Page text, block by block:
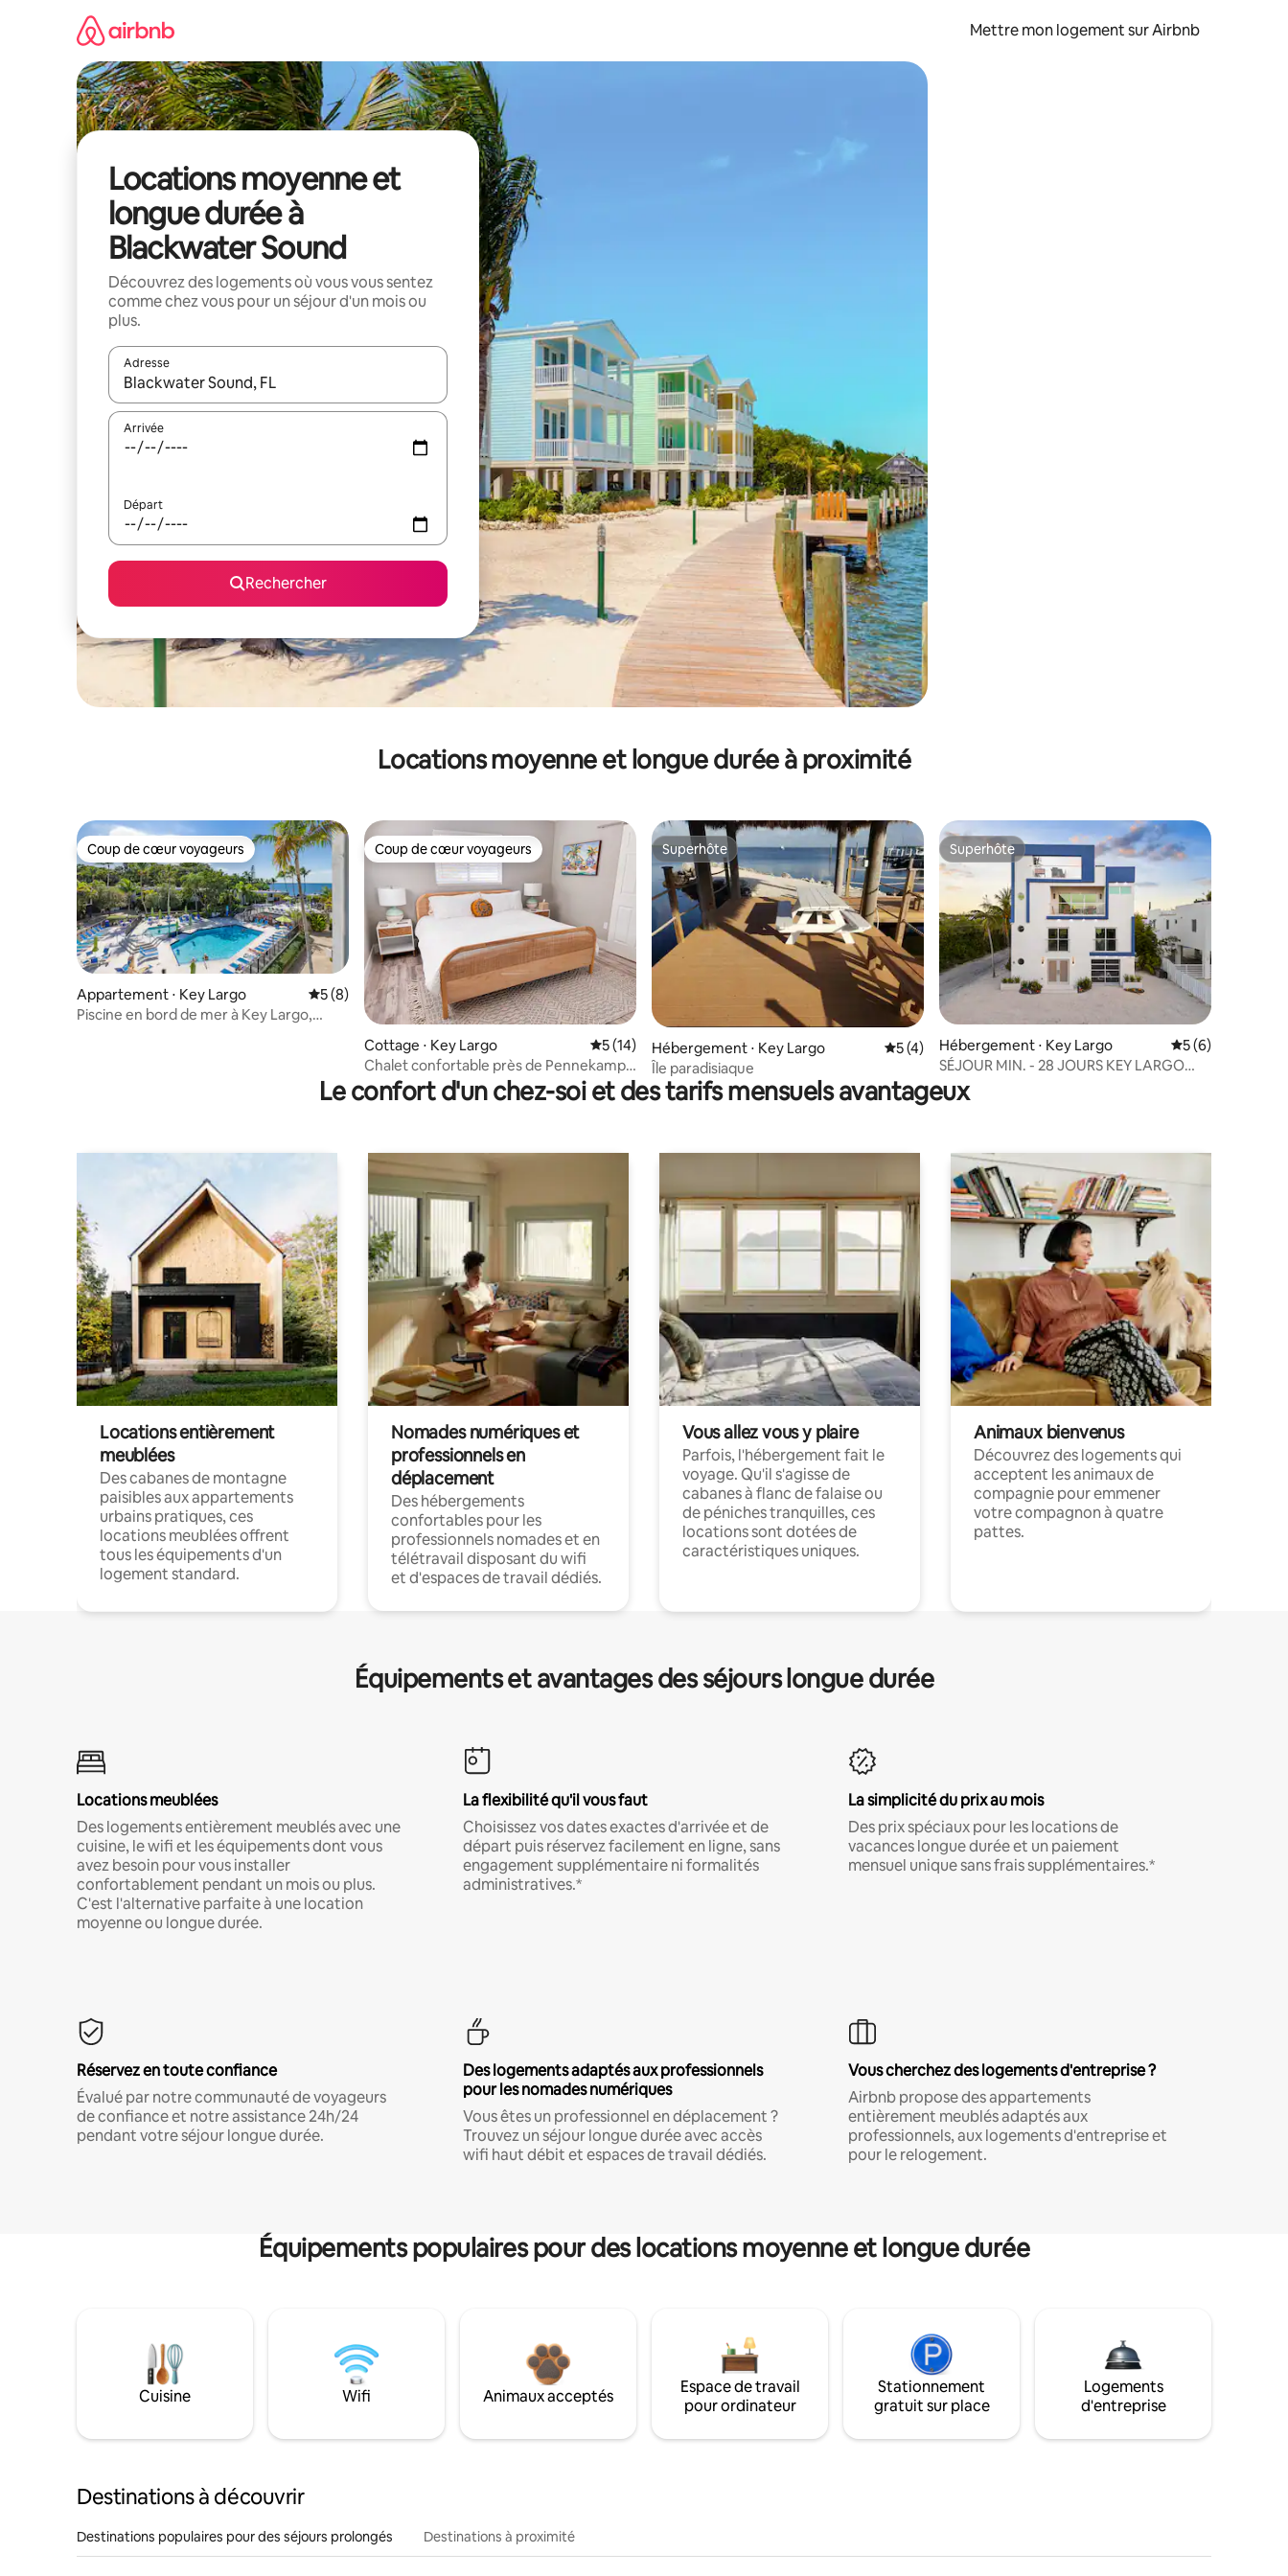
Mettre mon logement sur Airbnb
Locations moyenne et
longue durée à
Blackwater Sound
Découvrez des logements où vous vous sentez
comme chez vous pour un séjour d'un mois ou
plus.
Adresse
Lorsque les résultats s'affichent, utilisez les flèches vers le haut et vers le bas pour les parcourir ou en appuyant et en faisant glisser.
Arrivée
Départ
Rechercher
Locations moyenne et longue durée à proximité
Coup de cœur voyageurs
Coup de cœur voyageurs
Appartement ⋅ Key Largo Évaluation moyenne sur la base de 8 commentaires : 5 sur 5
5 (8)
Piscine en bord de mer à Key Largo,
Coup de cœur voyageurs
Coup de cœur voyageurs
Cottage ⋅ Key Largo Évaluation moyenne sur la base de 14 commentaires : 5 sur 5
5 (14)
Chalet confortable près de Pennekamp :
une escapade estivale sympa
Superhôte
Superhôte
Hébergement ⋅ Key Largo Évaluation moyenne sur la base de 4 commentaires : 5 sur 5
5 (4)
Île paradisiaque
Superhôte
Superhôte
Hébergement ⋅ Key Largo Évaluation
5 (6)
SÉJOUR MIN. - 28 JOURS KEY LARGO
MAISON DE RETRAITE RELAXANTE
Le confort d'un chez-soi et des tarifs mensuels avantageux
Locations entièrement
meublées
Des cabanes de montagne
paisibles aux appartements
urbains pratiques, ces
locations meublées offrent
tous les équipements d'un
logement standard.
Nomades numériques et
professionnels en
déplacement
Des hébergements
confortables pour les
professionnels nomades et en
télétravail disposant du wifi
et d'espaces de travail dédiés.
Vous allez vous y plaire
Parfois, l'hébergement fait le
voyage. Qu'il s'agisse de
cabanes à flanc de falaise ou
de péniches tranquilles, ces
locations sont dotées de
caractéristiques uniques.
Animaux bienvenus
Découvrez des logements qui
acceptent les animaux de
compagnie pour emmener
votre compagnon à quatre
pattes.
Équipements et avantages des séjours longue durée
Locations meublées
Des logements entièrement meublés avec une
cuisine, le wifi et les équipements dont vous
avez besoin pour vous installer
confortablement pendant un mois ou plus.
C'est l'alternative parfaite à une location
moyenne ou longue durée.
La flexibilité qu'il vous faut
Choisissez vos dates exactes d'arrivée et de
départ puis réservez facilement en ligne, sans
engagement supplémentaire ni formalités
administratives.*
La simplicité du prix au mois
Des prix spéciaux pour les locations de
vacances longue durée et un paiement
mensuel unique sans frais supplémentaires.*
Réservez en toute confiance
Évalué par notre communauté de voyageurs
de confiance et notre assistance 24h/24
pendant votre séjour longue durée.
Des logements adaptés aux professionnels
pour les nomades numériques
Vous êtes un professionnel en déplacement ?
Trouvez un séjour longue durée avec accès
wifi haut débit et espaces de travail dédiés.
Vous cherchez des logements d'entreprise ?
Airbnb propose des appartements
entièrement meublés adaptés aux
professionnels, aux logements d'entreprise et
pour le relogement.
Équipements populaires pour des locations moyenne et longue durée
Cuisine Wifi Animaux acceptés
Espace de travail
pour ordinateur
Stationnement
gratuit sur place
Logements
d'entreprise
Destinations à découvrir
Destinations populaires pour des séjours prolongés Destinations à proximité